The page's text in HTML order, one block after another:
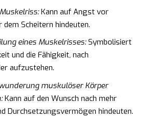
Kann auf Angst vor
Scheitern hindeuten.
eines Muskelrisses:Symbolisiert
und die Fähigkeit, nach
aufzustehen.
muskulöser Körper
Kann auf den Wunsch nach mehr
Durchsetzungsvermögen hindeuten.